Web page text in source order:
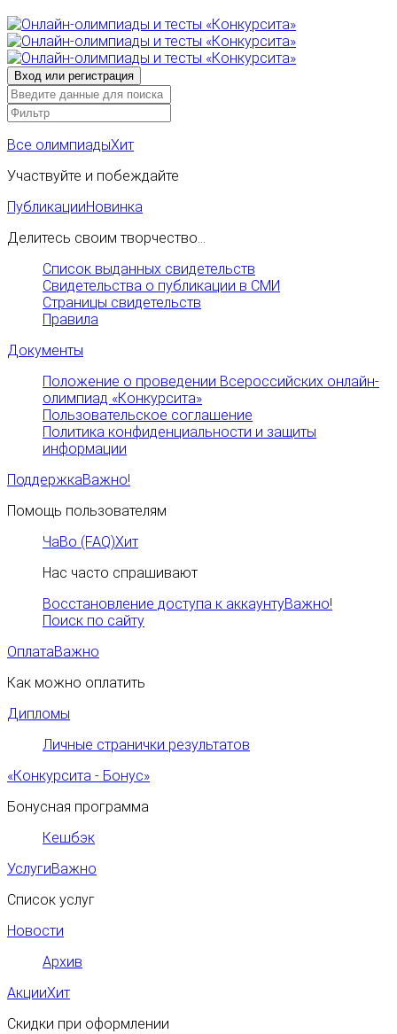
Все олимпиадыХит
Участвуйте и побеждайте
ПубликацииНовинка
Делитесь своим творчество...
Список выданных свидетельств
Свидетельства о публикации в СМИ
Страницы свидетельств
Правила
Документы
Положение о проведении Всероссийских онлайн-
олимпиад «Конкурсита»
Пользовательское соглашение
Политика конфиденциальности и защиты
информации
ПоддержкаВажно!
Помощь пользователям
ЧаВо (FAQ)Хит
Нас часто спрашивают
Восстановление доступа к аккаунтуВажно!
Поиск по сайту
ОплатаВажно
Как можно оплатить
Дипломы
Личные странички результатов
«Конкурсита - Бонус»
Бонусная программа
Кешбэк
УслугиВажно
Список услуг
Новости
Архив
АкцииХит
Скидки при оформлении